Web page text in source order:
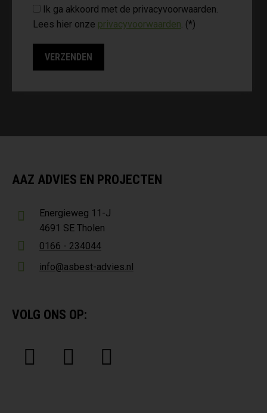
Ik ga akkoord met de privacyvoorwaarden.
Lees hier onze privacyvoorwaarden. (*)
AAZ ADVIES EN PROJECTEN
Energieweg 11-J
4691 SE Tholen
0166 - 234044
info@asbest-advies.nl
VOLG ONS OP: